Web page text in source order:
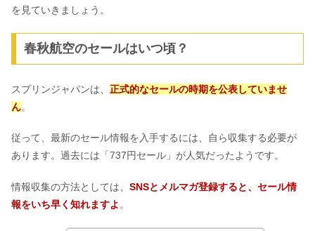
を見ていきましょう。
春秋航空のセールはいつ頃？
スプリンジャパンは、 正式的なセールの時期を公表していませ
ん。
従って、最新のセール情報を入手するには、自ら収集する必要が
あります。過去には「737円セール」が人気だったようです。
情報収集の方法としては、 SNSとメルマガ登録すると、セール情
報をいち早く知れますよ 。